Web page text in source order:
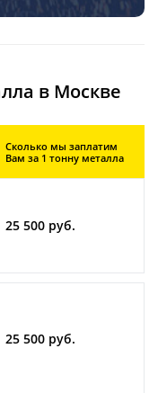
в Москве
Сколько мы заплатим
Вам за 1 тонну металла
25 500 руб.
25 500 руб.